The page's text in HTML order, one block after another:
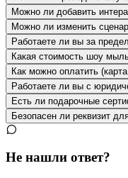
Можно ли добавить
Можно ли изменить
Работаете ли вы за
Какая стоимость шоу
Как можно оплатить
Работаете ли вы с
Есть ли подарочные
Безопасен ли реквизит
Не нашли ответ?